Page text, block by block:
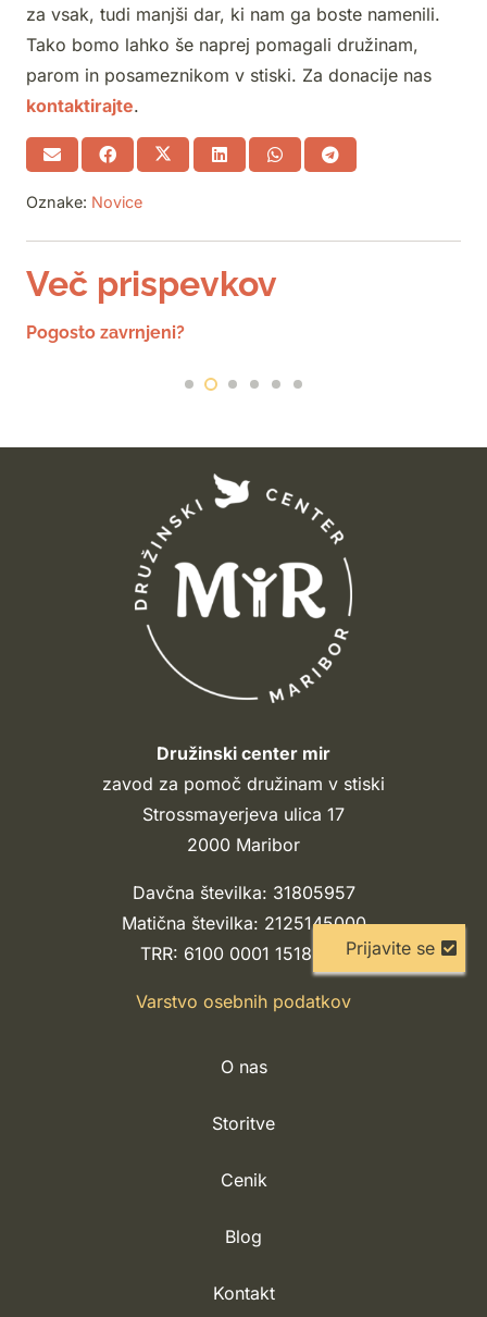
za vsak, tudi manjši dar, ki nam ga boste namenili.
Tako bomo lahko še naprej pomagali družinam,
parom in posameznikom v stiski. Za donacije nas
kontaktirajte.
Oznake: Novice
Več prispevkov
Pogosto zavrnjeni?
Družinski center mir
zavod za pomoč družinam v stiski
Strossmayerjeva ulica 17
2000 Maribor
Davčna številka: 31805957
Matična številka: 2125145000
TRR: 6100 0001 1518 418
Varstvo osebnih podatkov
O nas
Storitve
Cenik
Blog
Kontakt
Prijavite se